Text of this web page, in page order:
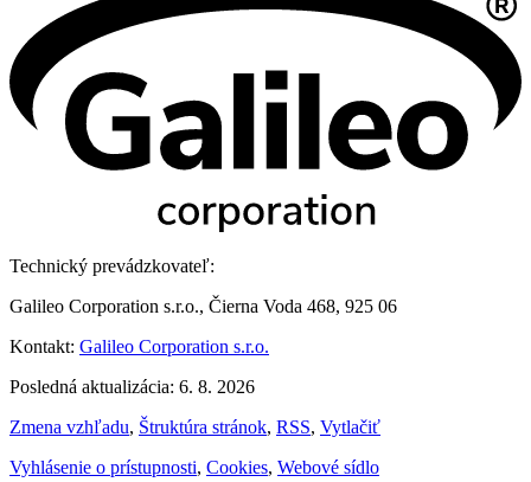
Technický prevádzkovateľ:
Galileo Corporation s.r.o., Čierna Voda 468, 925 06
Kontakt: Galileo Corporation s.r.o.
Posledná aktualizácia: 6. 8. 2026
Zmena vzhľadu, Štruktúra stránok, RSS, Vytlačiť
Vyhlásenie o prístupnosti, Cookies, Webové sídlo